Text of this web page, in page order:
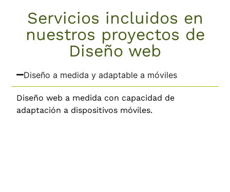
Servicios incluidos en
nuestros proyectos de
Diseño web
Diseño a medida y adaptable a móviles
Diseño web a medida con capacidad de
adaptación a dispositivos móviles.